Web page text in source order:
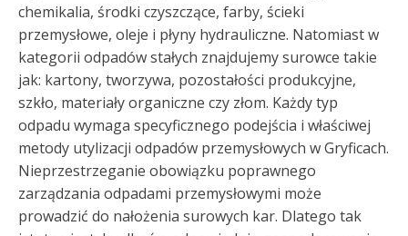
chemikalia, środki czyszczące, farby, ścieki
przemysłowe, oleje i płyny hydrauliczne. Natomiast w
kategorii odpadów stałych znajdujemy surowce takie
jak: kartony, tworzywa, pozostałości produkcyjne,
szkło, materiały organiczne czy złom. Każdy typ
odpadu wymaga specyficznego podejścia i właściwej
metody utylizacji odpadów przemysłowych w Gryficach.
Nieprzestrzeganie obowiązku poprawnego
zarządzania odpadami przemysłowymi może
prowadzić do nałożenia surowych kar. Dlatego tak